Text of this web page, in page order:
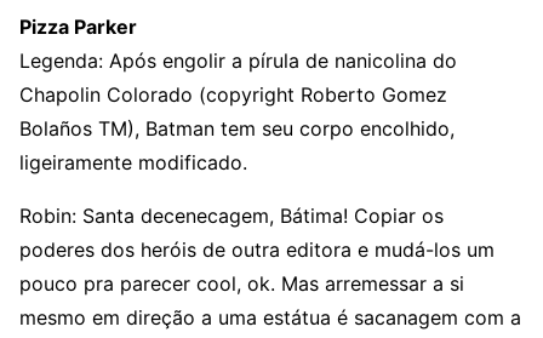
Pizza Parker
Legenda: Após engolir a pírula de nanicolina do
Chapolin Colorado (copyright Roberto Gomez
Bolaños TM), Batman tem seu corpo encolhido,
ligeiramente modificado.
Robin: Santa decenecagem, Bátima! Copiar os
poderes dos heróis de outra editora e mudá-los um
pouco pra parecer cool, ok. Mas arremessar a si
mesmo em direção a uma estátua é sacanagem com a